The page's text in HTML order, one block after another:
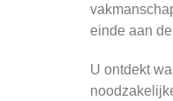
einde aan
U ontdekt